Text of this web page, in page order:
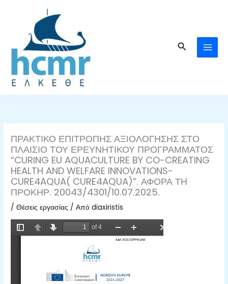
περιεχόμενο
Αναζήτηση
ΠΡΑΚΤΙΚΟ ΕΠΙΤΡΟΠΗΣ ΑΞΙΟΛΟΓΗΣΗΣ ΣΤΟ
ΠΛΑΙΣΙΟ ΤΟΥ ΕΡΕΥΝΗΤΙΚΟΥ ΠΡΟΓΡΑΜΜΑΤΟΣ
“CURING EU AQUACULTURE BY CO-CREATING
HEALTH AND WELFARE INNOVATIONS-
CURE4AQUA( CURE4AQUA)”. ΑΦΟΡΑ ΤΗ
ΠΡΟΚΗΡ. 20043/4301/10.07.2025.
/Θέσεις εργασίας / Απόdiaxiristis